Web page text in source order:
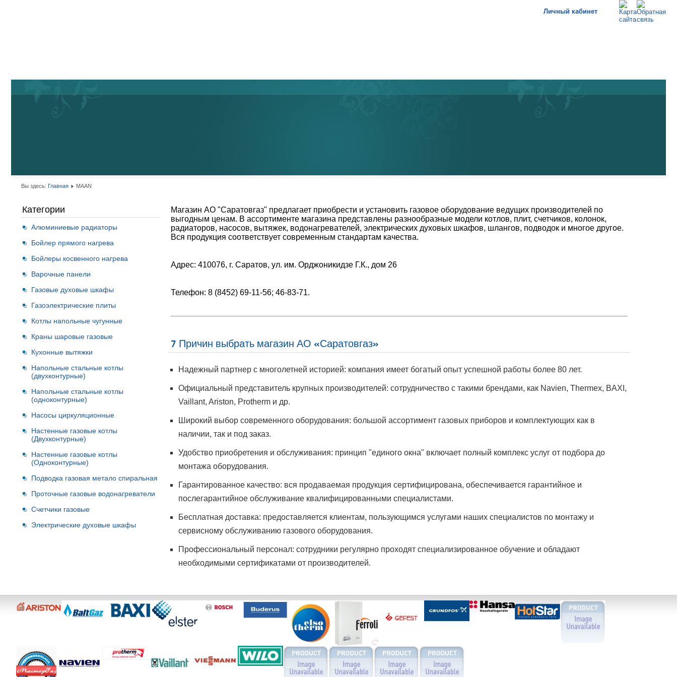
Личный кабинет
Вы здесь: Главная MAAN
Категории
Алюминиевые радиаторы
Бойлер прямого нагрева
Бойлеры косвенного нагрева
Варочные панели
Газовые духовые шкафы
Газоэлектрические плиты
Котлы напольные чугунные
Краны шаровые газовые
Кухонные вытяжки
Напольные стальные котлы
(двухконтурные)
Напольные стальные котлы
(одноконтурные)
Насосы циркуляционные
Настенные газовые котлы
(Двухконтурные)
Настенные газовые котлы
(Одноконтурные)
Подводка газовая метало спиральная
Проточные газовые водонагреватели
Счетчики газовые
Электрические духовые шкафы
Магазин АО "Саратовгаз" предлагает приобрести и установить газовое оборудование ведущих производителей по
выгодным ценам. В ассортименте магазина представлены разнообразные модели котлов, плит, счетчиков, колонок,
радиаторов, насосов, вытяжек, водонагревателей, электрических духовых шкафов, шлангов, подводок и многое другое.
Вся продукция соответствует современным стандартам качества.
Адрес: 410076, г. Саратов, ул. им. Орджоникидзе Г.К., дом 26
Телефон: 8 (8452) 69-11-56; 46-83-71.
7 Причин выбрать магазин АО «Саратовгаз»
Надежный партнер с многолетней историей: компания имеет богатый опыт успешной работы более 80 лет.
Официальный представитель крупных производителей: сотрудничество с такими брендами, как Navien, Thermex, BAXI,
Vaillant, Ariston, Protherm и др.
Широкий выбор современного оборудования: большой ассортимент газовых приборов и комплектующих как в
наличии, так и под заказ.
Удобство приобретения и обслуживания: принцип "единого окна" включает полный комплекс услуг от подбора до
монтажа оборудования.
Гарантированное качество: вся продаваемая продукция сертифицирована, обеспечивается гарантийное и
послегарантийное обслуживание квалифицированными специалистами.
Бесплатная доставка: предоставляется клиентам, пользующимся услугами наших специалистов по монтажу и
сервисному обслуживанию газового оборудования.
Профессиональный персонал: сотрудники регулярно проходят специализированное обучение и обладают
необходимыми сертификатами от производителей.